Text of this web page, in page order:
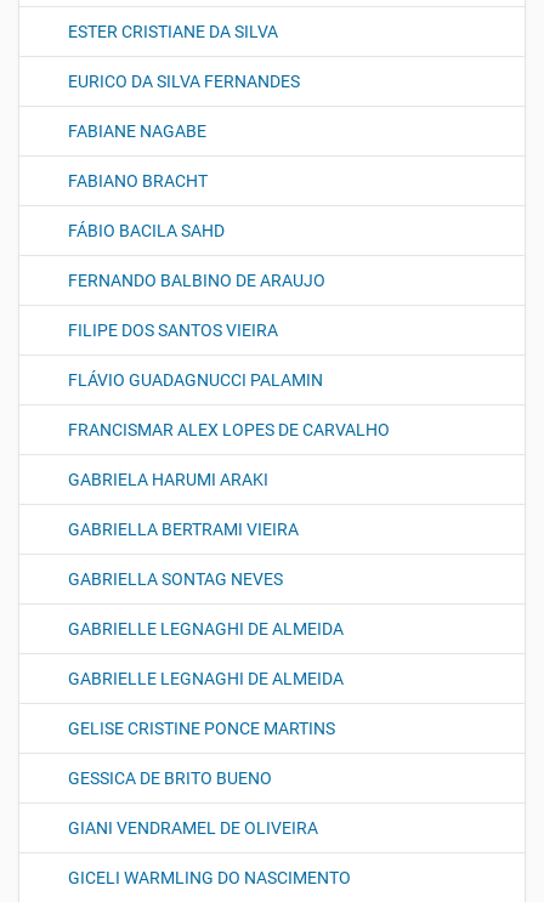
ESTER CRISTIANE DA SILVA
EURICO DA SILVA FERNANDES
FABIANE NAGABE
FABIANO BRACHT
FÁBIO BACILA SAHD
FERNANDO BALBINO DE ARAUJO
FILIPE DOS SANTOS VIEIRA
FLÁVIO GUADAGNUCCI PALAMIN
FRANCISMAR ALEX LOPES DE CARVALHO
GABRIELA HARUMI ARAKI
GABRIELLA BERTRAMI VIEIRA
GABRIELLA SONTAG NEVES
GABRIELLE LEGNAGHI DE ALMEIDA
GABRIELLE LEGNAGHI DE ALMEIDA
GELISE CRISTINE PONCE MARTINS
GESSICA DE BRITO BUENO
GIANI VENDRAMEL DE OLIVEIRA
GICELI WARMLING DO NASCIMENTO